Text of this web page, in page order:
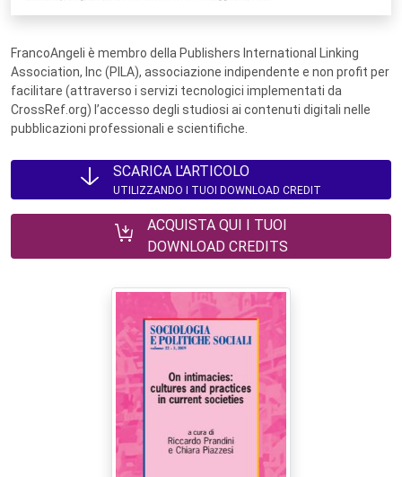
FrancoAngeli è membro della Publishers International Linking
Association, Inc (PILA), associazione indipendente e non profit per
facilitare (attraverso i servizi tecnologici implementati da
CrossRef.org) l’accesso degli studiosi ai contenuti digitali nelle
pubblicazioni professionali e scientifiche.
SCARICA L'ARTICOLO
UTILIZZANDO I TUOI DOWNLOAD CREDIT
ACQUISTA QUI I TUOI
DOWNLOAD CREDITS